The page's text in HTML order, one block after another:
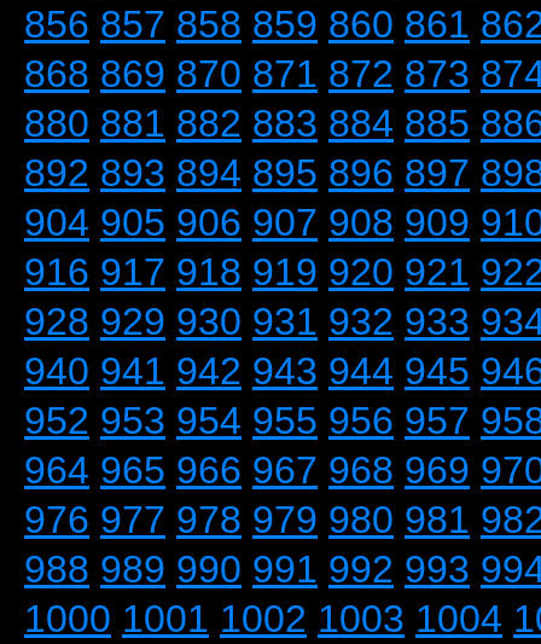
856 857 858 859 860 861
868 869 870 871 872 873
880 881 882 883 884 885
892 893 894 895 896 897
904 905 906 907 908 909
916 917 918 919 920 921
928 929 930 931 932 933
940 941 942 943 944 945
952 953 954 955 956 957
964 965 966 967 968 969
976 977 978 979 980 981
988 989 990 991 992 993
1000 1001 1002 1003 1004